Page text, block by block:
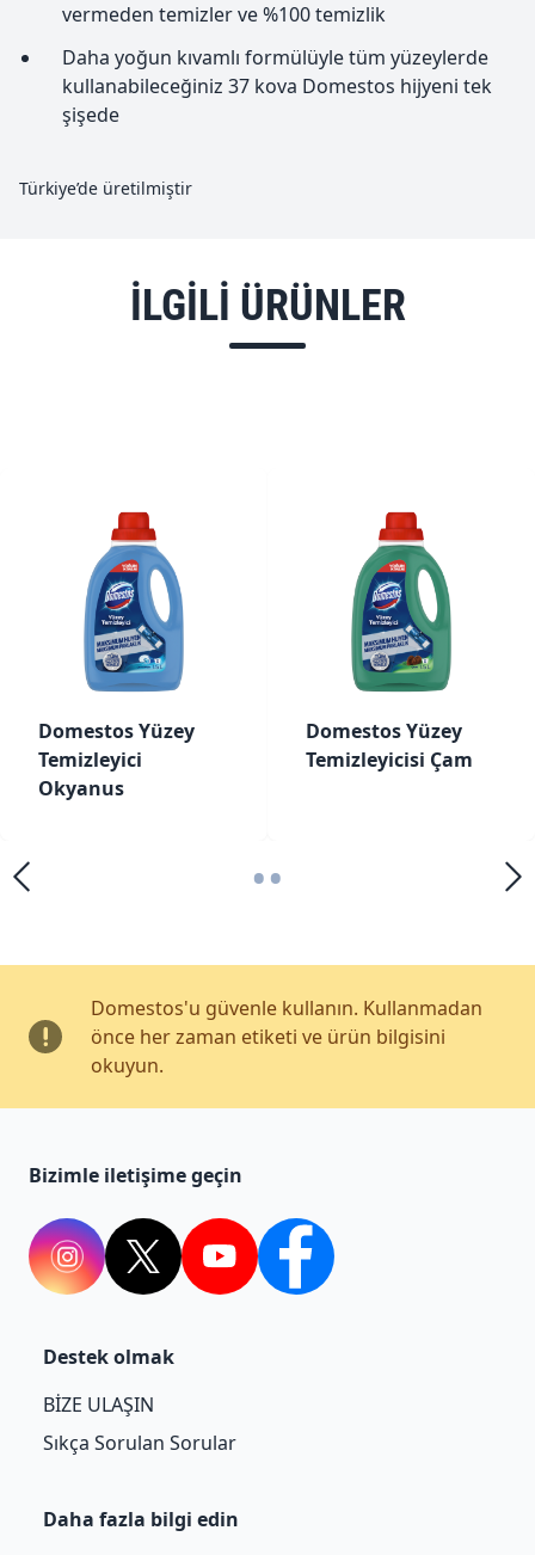
vermeden temizler ve %100 temizlik
Daha yoğun kıvamlı formülüyle tüm yüzeylerde
kullanabileceğiniz 37 kova Domestos hijyeni tek
şişede
Türkiye’de üretilmiştir
ILGILI ÜRÜNLER
Domestos Yüzey
Temizleyici
Okyanus
Domestos Yüzey
Temizleyicisi Çam
••
Domestos'u güvenle kullanın. Kullanmadan
önce her zaman etiketi ve ürün bilgisini
okuyun.
Bizimle iletişime geçin
Instagramtwitter youtube facebook
Destek olmak
BİZE ULAŞIN
Sıkça Sorulan Sorular
Daha fazla bilgi edin